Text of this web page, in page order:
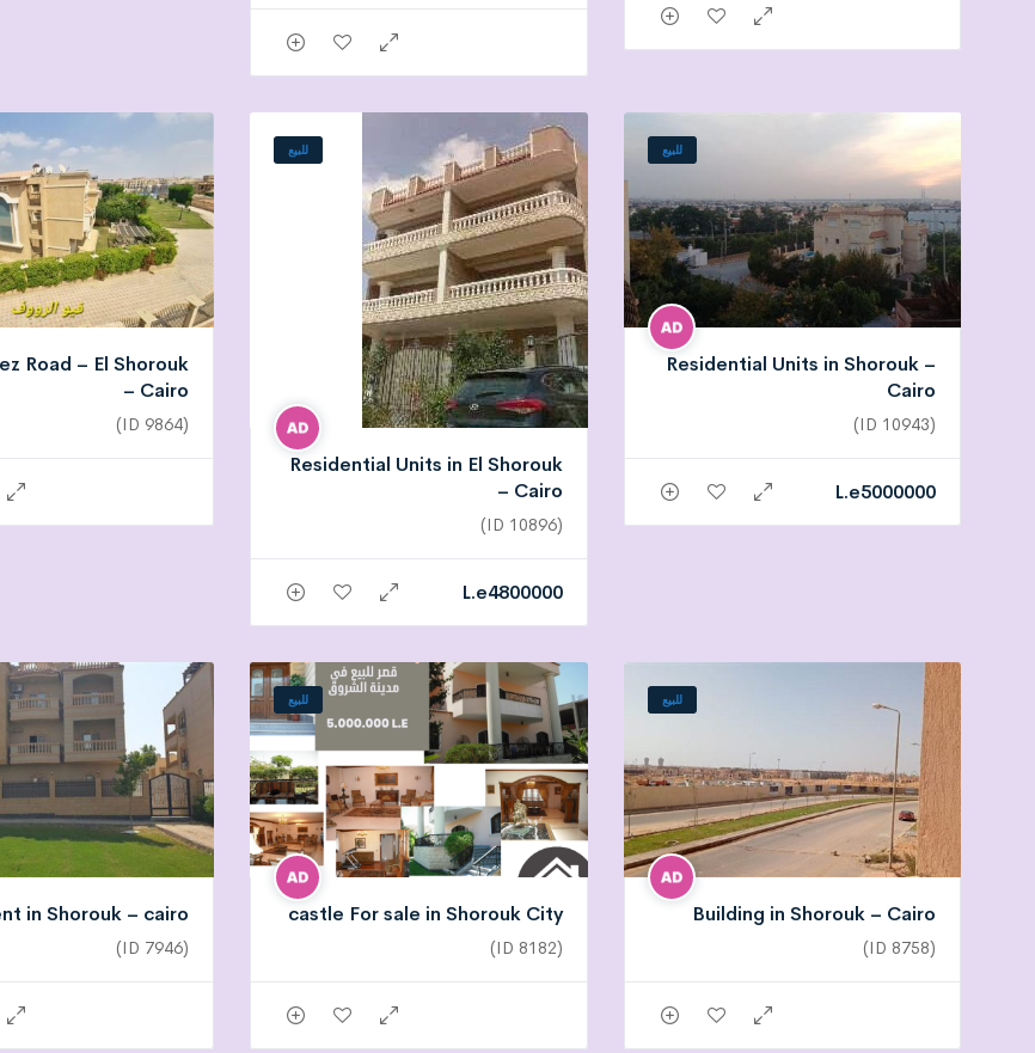
للبيع
Residential Units in Shorouk –
Cairo
(ID 10943)
L.e5000000
للبيع
Residential Units in El Shorouk
– Cairo
(ID 10896)
L.e4800000
Road – El Shorouk
– Cairo
(ID 9864)
للبيع
Building in Shorouk – Cairo
(ID 8758)
للبيع
castle For sale in Shorouk City
(ID 8182)
in Shorouk – cairo
(ID 7946)